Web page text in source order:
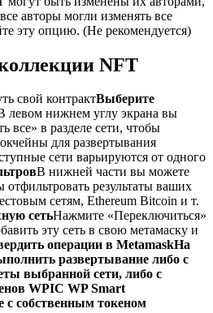
авторы могли изменять все
эту опцию. (Не рекомендуется)
NFT
свой контрактВыберите
левом нижнем углу экрана вы
все» в разделе сети, чтобы
для развертывания
сети варьируются от одного
В нижней части вы можете
результаты ваших
сетям, Ethereum Bitcoin и т.
сетьНажмите «Переключиться»
эту сеть в свою метамаску и
операции в MetamaskНа
развертывание либо с
выбранной сети, либо с
WPIC WP Smart
с собственным токеном